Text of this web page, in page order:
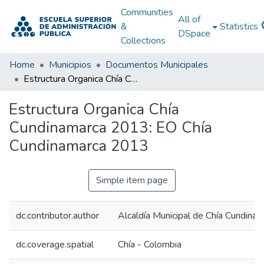
Communities
&
Collections
All of
DSpace
Statistics
Home Municipios
Documentos Municipales
Estructura Organica Chía Cundinamarca 2013: EO Chía Cundinamarca 2013
Estructura Organica Chía
Cundinamarca 2013: EO Chía
Cundinamarca 2013
Simple item page
dc.contributor.author Alcaldía Municipal de Chía
dc.coverage.spatial Chía - Colombia